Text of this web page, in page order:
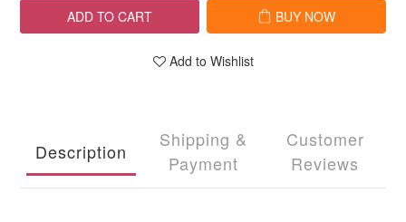
ADD TO CART BUY NOW
Add to Wishlist
Description
Shipping &
Payment
Customer
Reviews